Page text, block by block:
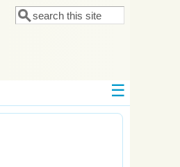
Форма поиска
Поиск